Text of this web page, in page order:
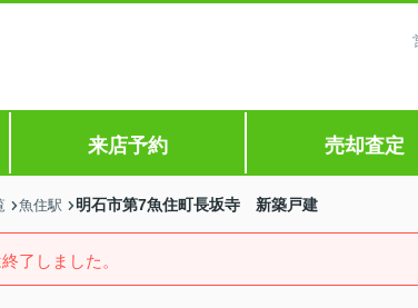
来店予約 売却査定
魚住駅 明石市第7魚住町長坂寺 新築戸建
了しました。